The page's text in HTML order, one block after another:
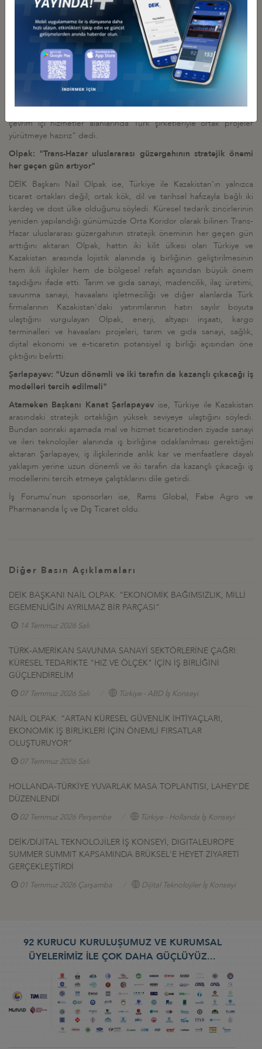
birliğinin geliştirilmesi öncelikli hedeflerimizden biridir. Kazakistan
Çin-Avrupa güzergahında önemli transit merkezlerden biri olup,
mevcut yük taşımacılığının yüzde 85'i Kazakistan üzerinden
gerçekleşmektedir. Orta Koridor sayesinde Kazakistan'ın lojistik
kapasitesi güçlenmekte olup son yıllarda bu güzergahla taşınan
yük kapasitesi 5 kat artmıştır. Kazakistan dünyanın en büyük tahıl
ihracatçılarından birisi olup, tarım alanında önemli iş birliği fırsatları
çevrim içi hizmetler alanlarında Türk şirketleriyle ortak projeler
yürütmeye hazırız" dedi.
Olpak: "Trans-Hazar uluslararası güzergahının stratejik önemi
her geçen gün artıyor"
DEİK Başkanı Nail Olpak ise, Türkiye ile Kazakistan'ın yalnızca
ticaret ortakları değil; ortak kök, dil ve tarihsel hafızayla bağlı iki
kardeş ve dost ülke olduğunu söyledi. Küresel tedarik zincirlerinin
yeniden yapılandığı günümüzde Orta Koridor olarak bilinen Trans-
Hazar uluslararası güzergahının stratejik öneminin her geçen gün
arttığını aktaran Olpak, hattın iki kilit ülkesi olan Türkiye ve
Kazakistan arasında lojistik alanında iş birliğinin geliştirilmesinin
hem ikili ilişkiler hem de bölgesel refah açısından büyük önem
taşıdığını ifade etti. Tarım ve gıda sanayi, madencilik, ilaç üretimi,
savunma sanayi, havaalanı işletmeciliği ve diğer alanlarda Türk
firmalarının Kazakistan'daki yatırımlarının hatırı sayılır boyuta
ulaştığını vurgulayan Olpak, enerji, altyapı inşaatı, kargo
terminalleri ve havaalanı projeleri, tarım ve gıda sanayi, sağlık,
dijital ekonomi ve e-ticaretin potansiyel iş birliği açısından öne
çıktığını belirtti.
Şarlapayev: "Uzun dönemli ve iki tarafın da kazançlı çıkacağı iş
modelleri tercih edilmeli"
Atameken Başkanı Kanat Şarlapayev ise, Türkiye ile Kazakistan
arasındaki stratejik ortaklığın yüksek seviyeye ulaştığını söyledi.
Bundan sonraki aşamada mal ve hizmet ticaretinden ziyade sanayi
ve ileri teknolojiler alanında iş birliğine odaklanılması gerektiğini
aktaran Şarlapayev, iş ilişkilerinde anlık kar ve menfaatlere dayalı
yaklaşım yerine uzun dönemli ve iki tarafın da kazançlı çıkacağı iş
modellerini tercih etmeye çalıştıklarını dile getirdi.
İş Forumu'nun sponsorları ise, Rams Global, Fabe Agro ve
Pharmananda İç ve Dış Ticaret oldu.
Diğer Basın Açıklamaları
DEİK BAŞKANI NAİL OLPAK: “EKONOMİK BAĞIMSIZLIK, MİLLİ
EGEMENLİĞİN AYRILMAZ BİR PARÇASI”
14 Temmuz 2026 Salı
TÜRK-AMERİKAN SAVUNMA SANAYİ SEKTÖRLERİNE ÇAĞRI:
KÜRESEL TEDARİKTE "HIZ VE ÖLÇEK" İÇİN İŞ BİRLİĞİNİ
GÜÇLENDİRELİM
07 Temmuz 2026 Salı Türkiye - ABD İş Konseyi
NAİL OLPAK: “ARTAN KÜRESEL GÜVENLİK İHTİYAÇLARI,
EKONOMİK İŞ BİRLİKLERİ İÇİN ÖNEMLİ FIRSATLAR
OLUŞTURUYOR”
07 Temmuz 2026 Salı
HOLLANDA-TÜRKİYE YUVARLAK MASA TOPLANTISI, LAHEY’DE
DÜZENLENDİ
02 Temmuz 2026 Perşembe Türkiye - Hollanda İş Konseyi
DEİK/DİJİTAL TEKNOLOJİLER İŞ KONSEYİ, DIGITALEUROPE
SUMMER SUMMIT KAPSAMINDA BRÜKSEL'E HEYET ZİYARETİ
GERÇEKLEŞTİRDİ
01 Temmuz 2026 Çarşamba Dijital Teknolojiler İş Konseyi
92 KURUCU KURULUŞUMUZ VE KURUMSAL
ÜYELERİMİZ İLE ÇOK DAHA GÜÇLÜYÜZ...